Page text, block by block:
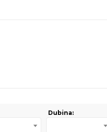
Dubina: